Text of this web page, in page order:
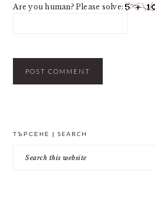
Are you human? Please solve:
ТЪРСЕНЕ | SEARCH
this